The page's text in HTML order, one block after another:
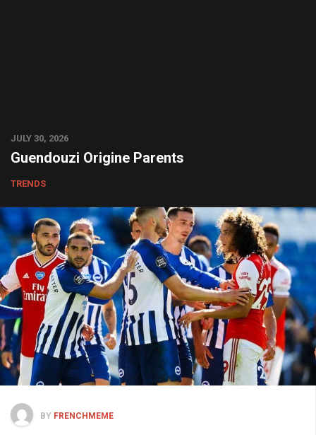
JULY 30, 2026
Guendouzi Origine Parents
TRENDS
BY FRENCHMEME